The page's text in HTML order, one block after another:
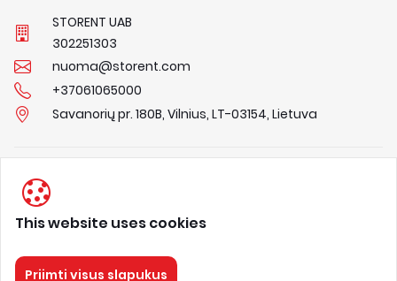
STORENT UAB
302251303
nuoma@storent.com
+37061065000
Savanorių pr. 180B, Vilnius, LT-03154, Lietuva
Privacy Policy
About us
This website uses cookies
Priimti visus slapukus